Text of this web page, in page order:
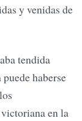
y venidas de
tendida
haberse
en la